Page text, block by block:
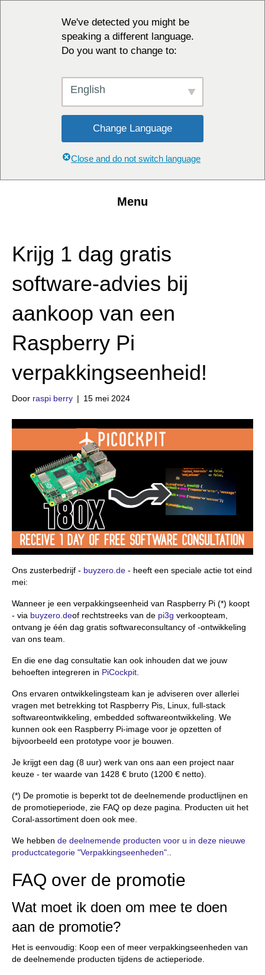
We've detected you might be
speaking a different language.
Do you want to change to:
English
Change Language
Close and do not switch language
Menu
Krijg 1 dag gratis
software-advies bij
aankoop van een
Raspberry Pi
verpakkingseenheid!
Door raspi berry | 15 mei 2024
Ons zusterbedrijf - buyzero.de - heeft een speciale actie tot eind
mei:
Wanneer je een verpakkingseenheid van Raspberry Pi (*) koopt
- via buyzero.deof rechtstreeks van de pi3g verkoopteam,
ontvang je één dag gratis softwareconsultancy of -ontwikkeling
van ons team.
En die ene dag consultatie kan ook inhouden dat we jouw
behoeften integreren in PiCockpit.
Ons ervaren ontwikkelingsteam kan je adviseren over allerlei
vragen met betrekking tot Raspberry Pis, Linux, full-stack
softwareontwikkeling, embedded softwareontwikkeling. We
kunnen ook een Raspberry Pi-image voor je opzetten of
bijvoorbeeld een prototype voor je bouwen.
Je krijgt een dag (8 uur) werk van ons aan een project naar
keuze - ter waarde van 1428 € bruto (1200 € netto).
(*) De promotie is beperkt tot de deelnemende productlijnen en
de promotieperiode, zie FAQ op deze pagina. Producten uit het
Coral-assortiment doen ook mee.
We hebben de deelnemende producten voor u in deze nieuwe
productcategorie "Verpakkingseenheden"..
FAQ over de promotie
Wat moet ik doen om mee te doen
aan de promotie?
Het is eenvoudig: Koop een of meer verpakkingseenheden van
de deelnemende producten tijdens de actieperiode.